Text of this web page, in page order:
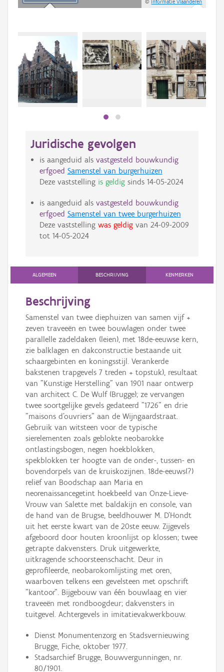
©Informatie Vlaanderen
Juridische gevolgen
is aangeduid als vastgesteld bouwkundig
erfgoed Samenstel van burgerhuizen
Deze vaststelling is geldigsinds 14-05-2024
is aangeduid als vastgesteld bouwkundig
erfgoed Samenstel van twee burgerhuizen
Deze vaststelling was geldigvan 24-09-2009
tot 14-05-2024
ALGEMEEN BESCHRIJVING KENMERKEN
Beschrijving
Samenstel van twee diephuizen van samen vijf +
zeven traveeën en twee bouwlagen onder twee
parallelle zadeldaken (leien), met 18de-eeuwse kern,
zie balklagen en dakconstructie bestaande uit
schaargebinten en koningsstijl. Verankerde
bakstenen trapgevels 7 treden + topstuk), resultaat
van "Kunstige Herstelling" van 1901 naar ontwerp
van architect C. De Wulf (Brugge); ze vervangen
twee soortgelijke gevels gedateerd "1726" en drie
"maisons d'ouvriers" aan de Wijngaardstraat.
Gebruik van witsteen voor de typische
sierelementen zoals geblokte neobarokke
ontlastingsbogen, negen hoekblokken,
spekblokken ter hoogte van de onder-, tussen- en
bovendorpels van de kruiskozijnen. 18de-eeuws(?)
reliëf van Boodschap aan Maria en
neorenaissancegetint hoekbeeld van Onze-Lieve-
Vrouw van Salette met baldakijn en console, van
de hand van de Brugse, beeldhouwer M. D'Hondt
uit het eerste kwart van de 20ste eeuw. Zijgevels
afgeboord door houten kroonlijst op klossen; twee
getrapte dakvensters. Druk uitgewerkte,
uitkragende schoorsteenschacht. Deur in
geprofileerde, neobarokomlijsting met oren,
waarboven telkens een gevelsteen met opschrift
"kantoor". Bijgebouw van één bouwlaag en vier
traveeën met rondboogdeur; dakvensters in
tuitgevel. Achtergevels in imitatievakwerkbouw.
Dienst Monumentenzorg en Stadsvernieuwing
Brugge, Fiche, oktober 1977.
Stadsarchief Brugge, Bouwvergunningen, nr.
80/1901.